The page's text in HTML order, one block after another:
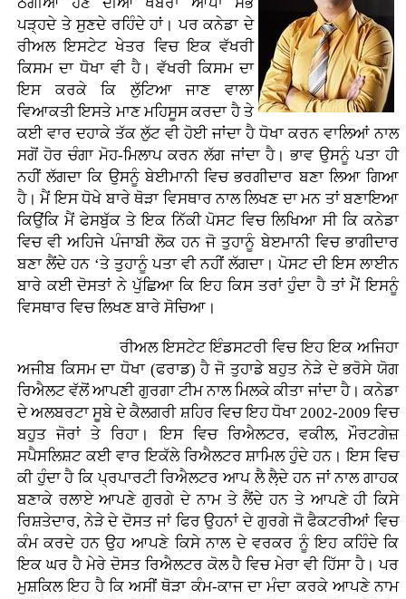
ਪੜ੍ਹਦੇ ਤੇ ਸੁਣਦੇ ਰਹਿੰਦੇ ਹਾਂ। ਪਰ ਕਨੇਡਾ ਦੇ
ਰੀਅਲ ਇਸਟੇਟ ਖੇਤਰ ਵਿਚ ਇਕ ਵੱਖਰੀ
ਕਿਸਮ ਦਾ ਧੋਖਾ ਵੀ ਹੈ। ਵੱਖਰੀ ਕਿਸਮ ਦਾ
ਇਸ ਕਰਕੇ ਕਿ ਲੁੱਟਿਆ ਜਾਣ ਵਾਲਾ
ਵਿਆਕਤੀ ਇਸਤੇ ਮਾਣ ਮਹਿਸੂਸ ਕਰਦਾ ਹੈ ਤੇ
ਕਈ ਵਾਰ ਦਹਾਕੇ ਤੱਕ ਲੁੱਟ ਵੀ ਹੋਈ ਜਾਂਦਾ ਹੈ ਧੋਖਾ ਕਰਨ ਵਾਲਿਆਂ ਨਾਲ
ਸਗੋਂ ਹੋਰ ਚੰਗਾ ਮੋਹ-ਮਿਲਾਪ ਕਰਨ ਲੱਗ ਜਾਂਦਾ ਹੈ। ਭਾਵ ਉਸਨੂੰ ਪਤਾ ਹੀ
ਨਹੀਂ ਲੱਗਦਾ ਕਿ ਉਸਨੂੰ ਬੇਈਮਾਨੀ ਵਿਚ ਭਰਗੀਦਾਰ ਬਣਾ ਲਿਆ ਗਿਆ
ਹੈ। ਮੈਂ ਇਸ ਧੋਖੇ ਬਾਰੇ ਥੋੜਾ ਵਿਸਥਾਰ ਨਾਲ ਲਿਖਣ ਦਾ ਮਨ ਤਾਂ ਬਣਾਇਆ
ਕਿਉਂਕਿ ਮੈਂ ਫੇਸਬੁੱਕ ਤੇ ਇਕ ਨਿੱਕੀ ਪੋਸਟ ਵਿਚ ਲਿਖਿਆ ਸੀ ਕਿ ਕਨੇਡਾ
ਵਿਚ ਵੀ ਅਹਿਜੇ ਪੰਜਾਬੀ ਲੋਕ ਹਨ ਜੋ ਤੁਹਾਨੂੰ ਬੇੲਮਾਨੀ ਵਿਚ ਭਾਗੀਦਾਰ
ਬਣਾ ਲੈਂਦੇ ਹਨ ‘ਤੇ ਤੁਹਾਨੂੰ ਪਤਾ ਵੀ ਨਹੀਂ ਲੱਗਦਾ। ਪੋਸਟ ਦੀ ਇਸ ਲਾਈਨ
ਬਾਰੇ ਕਈ ਦੋਸਤਾਂ ਨੇ ਪੁੱਛਿਆ ਕਿ ਇਹ ਕਿਸ ਤਰਾਂ ਹੁੰਦਾ ਹੈ ਤਾਂ ਮੈਂ ਇਸਨੂੰ
ਵਿਸਥਾਰ ਵਿਚ ਲਿਖਣ ਬਾਰੇ ਸੋਚਿਆ।
ਰੀਅਲ ਇਸਟੇਟ ਇੰਡਸਟਰੀ ਵਿਚ ਇਹ ਇਕ ਅਜਿਹਾ
ਅਜੀਬ ਕਿਸਮ ਦਾ ਧੋਖਾ (ਫਰਾਡ) ਹੈ ਜੋ ਤੁਹਾਡੇ ਬਹੁਤ ਨੇੜੇ ਦੇ ਭਰੋਸੇ ਯੋਗ
ਰਿਐਲਟ ਵੱਲੋਂ ਆਪਣੀ ਗੁਰਗਾ ਟੀਮ ਨਾਲ ਮਿਲਕੇ ਕੀਤਾ ਜਾਂਦਾ ਹੈ। ਕਨੇਡਾ
ਦੇ ਅਲਬਰਟਾ ਸੂਬੇ ਦੇ ਕੈਲਗਰੀ ਸ਼ਹਿਰ ਵਿਚ ਇਹ ਧੋਖਾ 2002-2009 ਵਿਚ
ਬਹੁਤ ਜੋਰਾਂ ਤੇ ਰਿਹਾ। ਇਸ ਵਿਚ ਰਿਐਲਟਰ, ਵਕੀਲ, ਮੌਰਟਗੇਜ਼
ਸਪੈਸਲਿਸ਼ਟ ਕਈ ਵਾਰ ਇਕੱਲੇ ਰਿਐਲਟਰ ਸ਼ਾਮਿਲ ਹੁੰਦੇ ਹਨ। ਇਸ ਵਿਚ
ਕੀ ਹੁੰਦਾ ਹੈ ਕਿ ਪ੍ਰਪਾਰਟੀ ਰਿਐਲਟਰ ਆਪ ਲੈ ਲੈ਼ਦੇ ਹਨ ਜਾਂ ਨਾਲ ਗਾਹਕ
ਬਣਾਕੇ ਰਲਾਏ ਆਪਣੇ ਗੁਰਗੇ ਦੇ ਨਾਮ ਤੇ ਲੈਂਦੇ ਹਨ ਤੇ ਆਪਣੇ ਹੀ ਕਿਸੇ
ਰਿਸ਼ਤੇਦਾਰ, ਨੇੜੇ ਦੇ ਦੋਸਤ ਜਾਂ ਫਿਰ ਉਹਨਾਂ ਦੇ ਗੁਰਗੇ ਜੋ ਫੈਕਟਰੀਆਂ ਵਿਚ
ਕੰਮ ਕਰਦੇ ਹਨ ਉਹ ਆਪਣੇ ਕਿਸੇ ਨਾਲ ਦੇ ਵਰਕਰ ਨੂੰ ਇਹ ਕਹਿੰਦੇ ਕਿ
ਇਕ ਘਰ ਹੈ ਮੇਰੇ ਦੋਸਤ ਰਿਐਲਟਰ ਕੋਲ ਹੈ ਵਿਚ ਮੇਰਾ ਵੀ ਹਿੱਸਾ ਹੈ। ਪਰ
ਮੁਸ਼ਕਿਲ ਇਹ ਹੈ ਕਿ ਅਸੀਂ ਥੋੜਾ ਕੰਮ-ਕਾਜ ਦਾ ਮੰਦਾ ਕਰਕੇ ਆਪਣੇ ਨਾਮ